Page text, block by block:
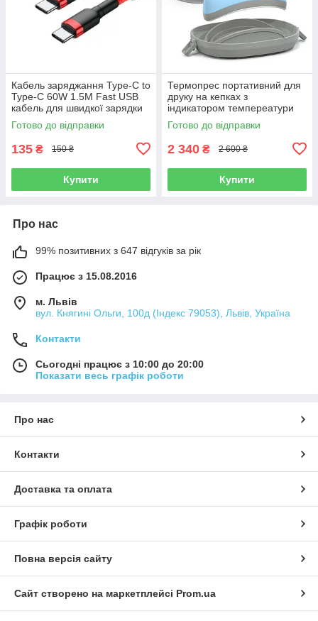
Кабель заряджання Type-C to
Type-C 60W 1.5М Fast USB
кабель для швидкої зарядки
червоний
Готово до відправки
135 ₴ 150 ₴
Купити
Термопрес портативний для
друку на кепках з
індикатором темпереатури
Heat press machihe Calogy
для друку на округлих
Готово до відправки
2 340 ₴ 2 600 ₴
Купити
Про нас
99% позитивних з 647 відгуків за рік
Працює з 15.08.2016
м. Львів
вул. Княгині Ольги, 100д (Індекс 79053), Львів, Україна
Контакти
Сьогодні працює з 10:00 до 20:00
Показати весь графік роботи
Про нас
Контакти
Доставка та оплата
Графік роботи
Повна версія сайту
Сайт створено на маркетплейсі Prom.ua